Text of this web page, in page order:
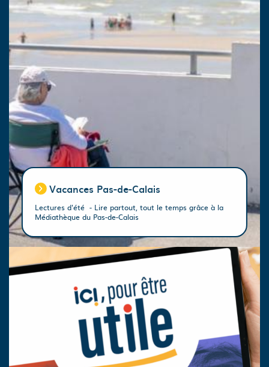
Vacances Pas-de-Calais
Lectures d'été - Lire partout, tout le temps grâce à la
Médiathèque du Pas-de-Calais